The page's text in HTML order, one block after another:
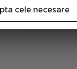
cele necesare